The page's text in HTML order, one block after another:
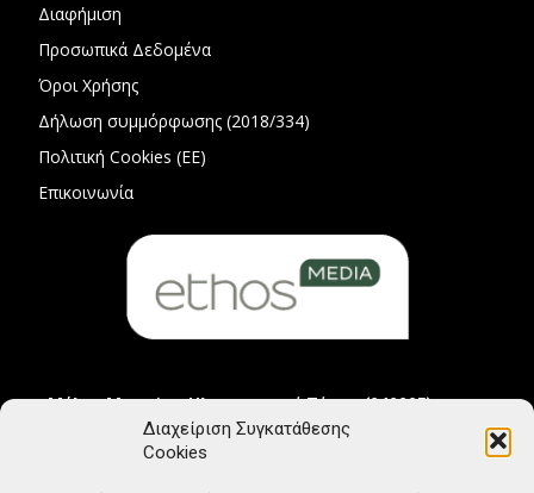
Διαχείριση Συγκατάθεσης
Cookies
Διαφήμιση
Προσωπικά Δεδομένα
Όροι Χρήσης
Δήλωση συμμόρφωσης (2018/334)
Πολιτική Cookies (ΕΕ)
Επικοινωνία
Μέλος Μητρώου Ηλεκτρονικού Τύπου (242225)